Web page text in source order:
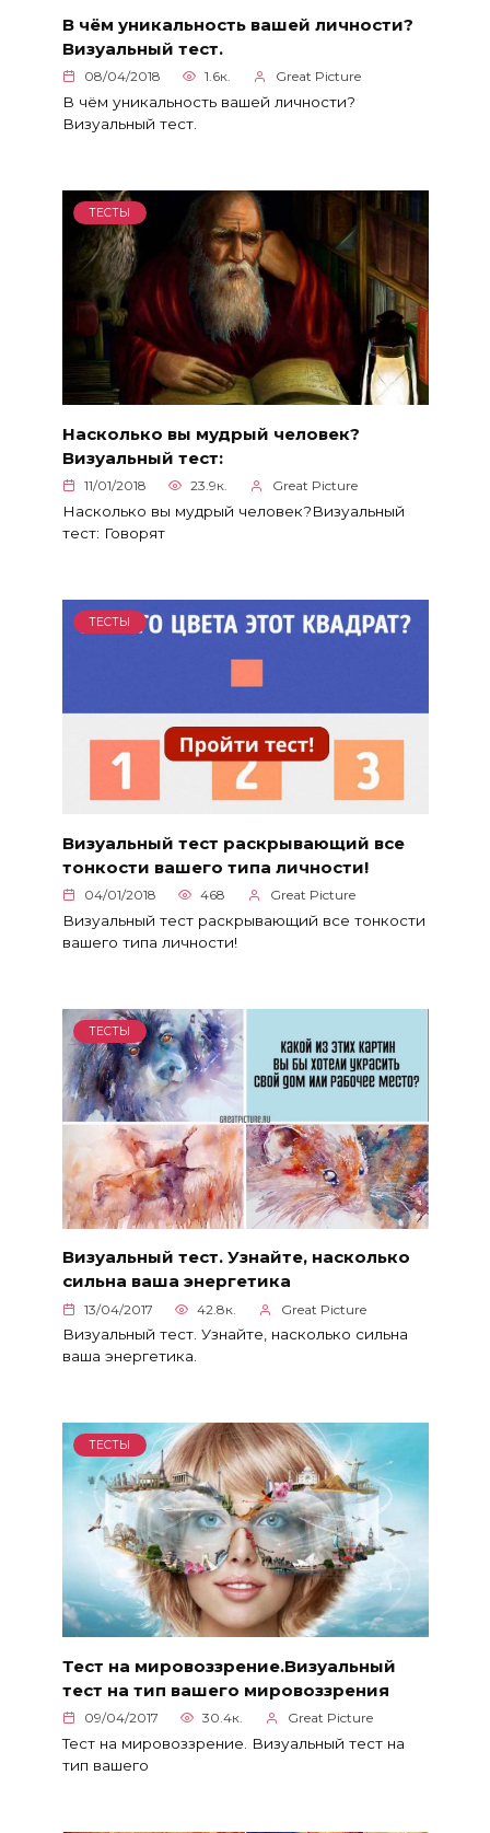
В чём уникальность вашей личности?
Визуальный тест.
08/04/2018 1.6к. Great Picture
В чём уникальность вашей личности?
Визуальный тест.
ТЕСТЫ
Насколько вы мудрый человек?
Визуальный тест:
11/01/2018 23.9к. Great Picture
Насколько вы мудрый человек?Визуальный
тест: Говорят
ТЕСТЫ
Визуальный тест раскрывающий все
тонкости вашего типа личности!
04/01/2018 468 Great Picture
Визуальный тест раскрывающий все тонкости
вашего типа личности!
ТЕСТЫ
Визуальный тест. Узнайте, насколько
сильна ваша энергетика
13/04/2017 42.8к. Great Picture
Визуальный тест. Узнайте, насколько сильна
ваша энергетика.
ТЕСТЫ
Тест на мировоззрение.Визуальный
тест на тип вашего мировоззрения
09/04/2017 30.4к. Great Picture
Тест на мировоззрение. Визуальный тест на
тип вашего